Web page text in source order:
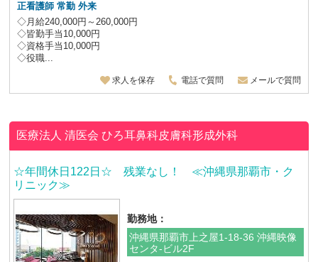
正看護師 常勤 外来
◇月給240,000円～260,000円
◇皆勤手当10,000円
◇資格手当10,000円
◇役職...
求人を保存 電話で質問 メールで質問
医療法人 清医会 ひろ耳鼻科皮膚科形成外科
☆年間休日122日☆ 残業なし！ ≪沖縄県那覇市・ク
リニック≫
勤務地：
沖縄県那覇市上之屋1-18-36 沖縄映像
センタ-ビル2F